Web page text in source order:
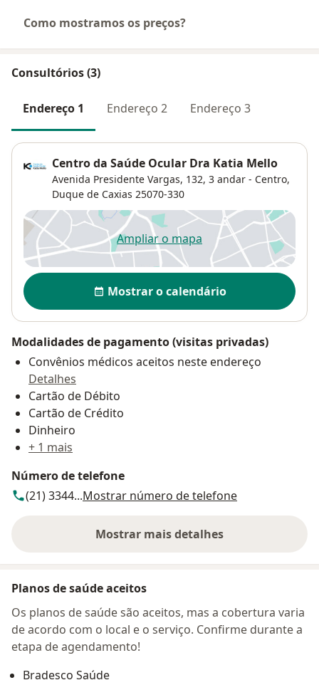
Como mostramos os preços?
Consultórios (3)
Endereço 1 Endereço 2 Endereço 3
Centro da Saúde Ocular Dra Katia Mello
Avenida Presidente Vargas, 132, 3 andar - Centro,
Duque de Caxias 25070-330
Ampliar o mapaabre num novo separador
Disponibilidade
Mostrar o calendário
Modalidades de pagamento (visitas privadas)
Convênios médicos aceitos neste endereço
Detalhes
Cartão de Débito
Cartão de Crédito
Dinheiro
+ 1 mais
Número de telefone
(21) 3344...Mostrar número de telefone
Mostrar mais detalhes
sobre o endereço
Planos de saúde aceitos
Os planos de saúde são aceitos, mas a cobertura varia
de acordo com o local e o serviço. Confirme durante a
etapa de agendamento!
Bradesco Saúde